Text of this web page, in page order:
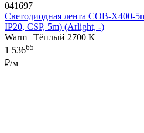
041697
Светодиодная лента COB-X400-
IP20, CSP, 5m) (Arlight, -)
Warm | Тёплый 2700 K
1 53665
₽/м